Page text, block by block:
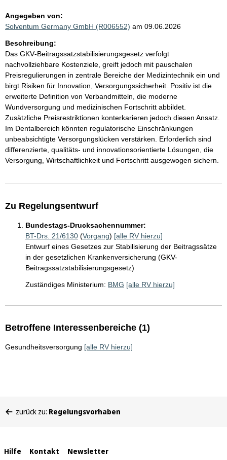
Angegeben von:
Solventum Germany GmbH (R006552) am 09.06.2026
Beschreibung:
Das GKV‑Beitragssatzstabilisierungsgesetz verfolgt
nachvollziehbare Kostenziele, greift jedoch mit pauschalen
Preisregulierungen in zentrale Bereiche der Medizintechnik ein und
birgt Risiken für Innovation, Versorgungssicherheit. Positiv ist die
erweiterte Definition von Verbandmitteln, die moderne
Wundversorgung und medizinischen Fortschritt abbildet.
Zusätzliche Preisrestriktionen konterkarieren jedoch diesen Ansatz.
Im Dentalbereich könnten regulatorische Einschränkungen
unbeabsichtigte Versorgungslücken verstärken. Erforderlich sind
differenzierte, qualitäts- und innovationsorientierte Lösungen, die
Versorgung, Wirtschaftlichkeit und Fortschritt ausgewogen sichern.
Zu Regelungsentwurf
Bundestags-Drucksachennummer:
BT-Drs. 21/6130 (Vorgang) [alle RV hierzu]
Entwurf eines Gesetzes zur Stabilisierung der Beitragssätze
in der gesetzlichen Krankenversicherung (GKV-
Beitragssatzstabilisierungsgesetz)
Zuständiges Ministerium: BMG [alle RV hierzu]
Betroffene Interessenbereiche (1)
Gesundheitsversorgung [alle RV hierzu]
befinden
zurück zu: Regelungsvorhaben
Interne
Hilfe Kontakt Newsletter